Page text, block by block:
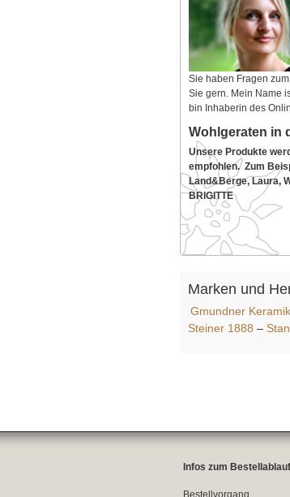
Sie haben Fragen
Sie gern. Mein Name
bin Inhaberin des
Wohlgeraten in
Unsere Produkte
empfohlen. Zum
Land&Berge, Laura,
BRIGITTE
Marken und
Gmundner Keramik
Steiner 1888 –
Infos zum Bestellablauf
Bestellvorgang